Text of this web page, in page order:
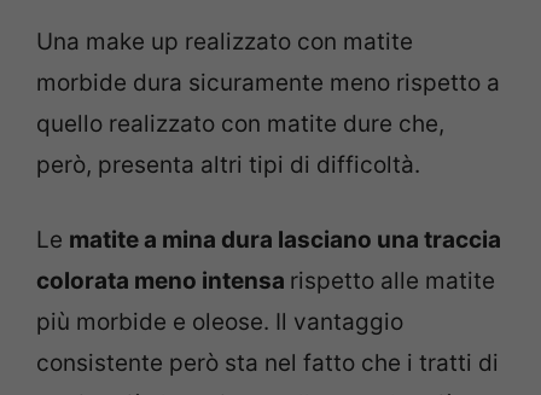
Una make up realizzato con matite
morbide dura sicuramente meno rispetto a
quello realizzato con matite dure che,
però, presenta altri tipi di difficoltà.
Le matite a mina dura lasciano una traccia
colorata meno intensa rispetto alle matite
più morbide e oleose. Il vantaggio
consistente però sta nel fatto che i tratti di